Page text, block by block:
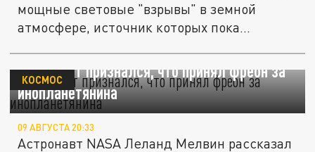
мощные световые "взрывы" в земной
атмосфере, источник которых пока...
Астронавт признался, что принял фреон за
инопланетянина
КОСМОС
09 АВГУСТА 20:33
Астронавт NASA Леланд Мелвин рассказал